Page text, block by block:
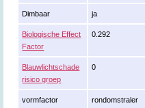
Dimbaar ja
Biologische Effect
Factor
0.292
Blauwlichtschade
risico groep
0
vormfactor rondomstraler